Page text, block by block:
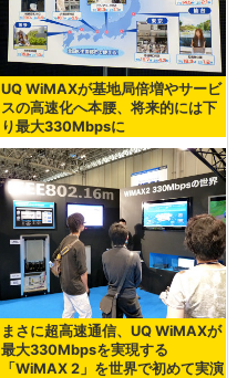
UQ WiMAXが基地局倍増やサービ
スの高速化へ本腰、将来的には下
り最大330Mbpsに
まさに超高速通信、UQ WiMAXが
最大330Mbpsを実現する
「WiMAX 2」を世界で初めて実演